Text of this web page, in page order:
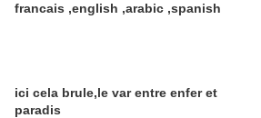
francais ,english ,arabic ,spanish
ici cela brule,le var entre enfer et
paradis